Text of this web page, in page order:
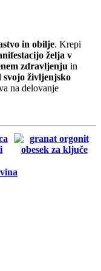
in obilje. Krepi
želja v
zdravljenju in
svojo življenjsko
na delovanje